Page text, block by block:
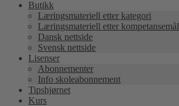
Butikk
Læringsmateriell etter kategori
Læringsmateriell etter kompetansemål
Dansk nettside
Svensk nettside
Lisenser
Abonnementer
Info skoleabonnement
Tipshjørnet
Kurs